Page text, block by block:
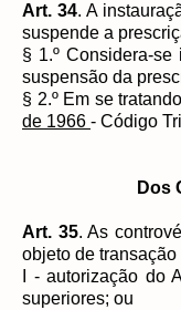
Art. 34. A
suspende a
§ 1.º Considera-
suspensão da
§ 2.º Em se
de 1966 - Código
Dos
Art. 35. As
objeto de
I - autorização do
superiores; ou